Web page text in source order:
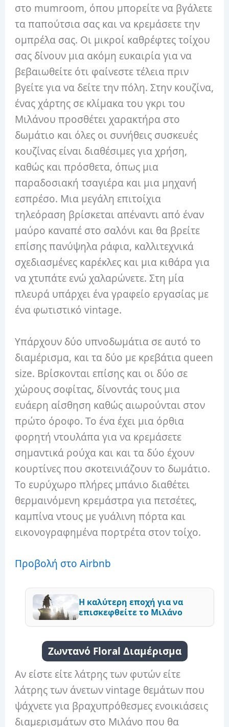
στο mumroom, όπου μπορείτε να βγάλετε
τα παπούτσια σας και να κρεμάσετε την
ομπρέλα σας. Οι μικροί καθρέφτες τοίχου
σας δίνουν μια ακόμη ευκαιρία για να
βεβαιωθείτε ότι φαίνεστε τέλεια πριν
βγείτε για να δείτε την πόλη. Στην κουζίνα,
ένας χάρτης σε κλίμακα του γκρι του
Μιλάνου προσθέτει χαρακτήρα στο
δωμάτιο και όλες οι συνήθεις συσκευές
κουζίνας είναι διαθέσιμες για χρήση,
καθώς και πρόσθετα, όπως μια
παραδοσιακή τσαγιέρα και μια μηχανή
εσπρέσο. Μια μεγάλη επιτοίχια
τηλεόραση βρίσκεται απέναντι από έναν
μαύρο καναπέ στο σαλόνι και θα βρείτε
επίσης πανύψηλα ράφια, καλλιτεχνικά
σχεδιασμένες καρέκλες και μια κιθάρα για
να χτυπάτε ενώ χαλαρώνετε. Στη μία
πλευρά υπάρχει ένα γραφείο εργασίας με
ένα φωτιστικό vintage.
Υπάρχουν δύο υπνοδωμάτια σε αυτό το
διαμέρισμα, και τα δύο με κρεβάτια queen
size. Βρίσκονται επίσης και οι δύο σε
χώρους σοφίτας, δίνοντάς τους μια
ευάερη αίσθηση καθώς αιωρούνται στον
πρώτο όροφο. Το ένα έχει μια όρθια
φορητή ντουλάπα για να κρεμάσετε
σημαντικά ρούχα και και τα δύο έχουν
κουρτίνες που σκοτεινιάζουν το δωμάτιο.
Το ευρύχωρο πλήρες μπάνιο διαθέτει
θερμαινόμενη κρεμάστρα για πετσέτες,
καμπίνα ντους με γυάλινη πόρτα και
εικονογραφημένα πορτρέτα στον τοίχο.
Προβολή στο Airbnb
Η καλύτερη εποχή για να
επισκεφθείτε το Μιλάνο
Ζωντανό Floral Διαμέρισμα
Αν είστε είτε λάτρης των φυτών είτε
λάτρης των άνετων vintage θεμάτων που
ψάχνετε για βραχυπρόθεσμες ενοικιάσεις
διαμερισμάτων στο Μιλάνο που θα